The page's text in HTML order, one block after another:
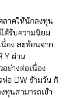
ลาดให้นักลงทุน
ด้รับความนิยม
อง สะท้อนจาก
Y ผ่าน
ย่างต่อเนื่อง
อ DW ข้ามวัน ก็
ทุนสามารถเข้า